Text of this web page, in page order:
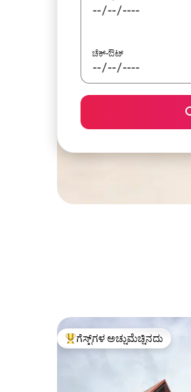
ಚೆಕ್-ಔಟ್
ಗೆಸ್ಟ್‌ಗಳಿಗೆ ಅತಿ ಹೆಚ್ಚು ಅಚ್ಚುಮೆಚ್ಚಿನದು
ಗೆಸ್ಟ್‌ಗಳ ಅಚ್ಚುಮೆಚ್ಚಿನದು